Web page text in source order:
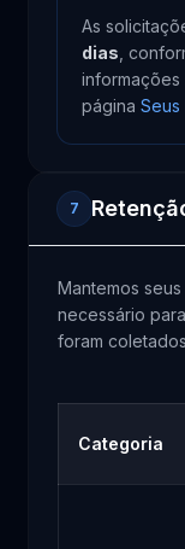
As
dias ,
informações
página Seus
7
Mantemos
necessário
foram
Categoria